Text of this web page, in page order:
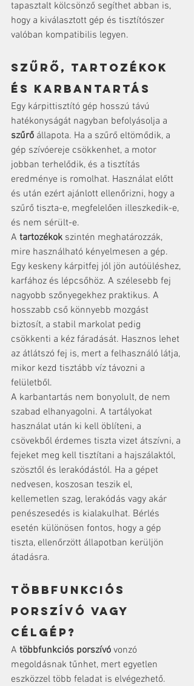
tapasztalt kölcsönző segíthet abban is,
hogy a kiválasztott gép és tisztítószer
valóban kompatibilis legyen.
Szűrő, tartozékok
és karbantartás
Egy kárpittisztító gép hosszú távú
hatékonyságát nagyban befolyásolja a
szűrő állapota. Ha a szűrő eltömődik, a
gép szívóereje csökkenhet, a motor
jobban terhelődik, és a tisztítás
eredménye is romolhat. Használat előtt
és után ezért ajánlott ellenőrizni, hogy a
szűrő tiszta-e, megfelelően illeszkedik-e,
és nem sérült-e.
A tartozékok szintén meghatározzák,
mire használható kényelmesen a gép.
Egy keskeny kárpitfej jól jön autóüléshez,
karfához és lépcsőhöz. A szélesebb fej
nagyobb szőnyegekhez praktikus. A
hosszabb cső könnyebb mozgást
biztosít, a stabil markolat pedig
csökkenti a kéz fáradását. Hasznos lehet
az átlátszó fej is, mert a felhasználó látja,
mikor kezd tisztább víz távozni a
felületből.
A karbantartás nem bonyolult, de nem
szabad elhanyagolni. A tartályokat
használat után ki kell öblíteni, a
csövekből érdemes tiszta vizet átszívni, a
fejeket meg kell tisztítani a hajszálaktól,
szösztől és lerakódástól. Ha a gépet
nedvesen, koszosan teszik el,
kellemetlen szag, lerakódás vagy akár
penészesedés is kialakulhat. Bérlés
esetén különösen fontos, hogy a gép
tiszta, ellenőrzött állapotban kerüljön
átadásra.
Többfunkciós
porszívó vagy
célgép?
A többfunkciós porszívó vonzó
megoldásnak tűnhet, mert egyetlen
eszközzel több feladat is elvégezhető.